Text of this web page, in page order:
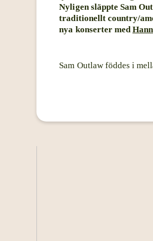
Nyligen släppte Sam
traditionellt country/
nya konserter med
Sam Outlaw föddes i
hos publiken. 2015